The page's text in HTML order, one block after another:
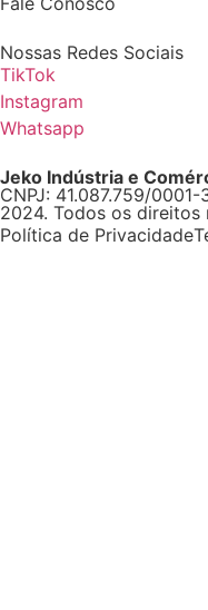
Nossas Redes Sociais
TikTok
Instagram
Whatsapp
Jeko Indústria e
CNPJ: 41.087.759/0001-
2024. Todos os direitos
Política de Privacidade